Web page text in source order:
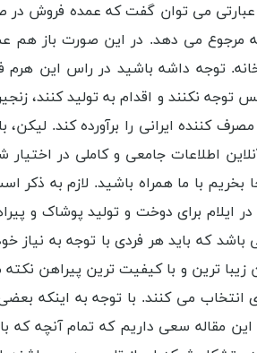
می توان گفت که عمده فروش در
مرجوع می دهد. در این صورت باز
داشه باشید در راس این هرم
نکنند و اقدام به تولید کنند،
کننده ایرانی را برآورده کند.
اطلاعات جامعی و کاملی در
با ما همراه باشید. لازم به ذکر
ایلام برای دوخت و تولید پوشاک و
که باید هر فردی با توجه به نیاز
زیبا ترین و با کیفیت ترین پیراهن
انتخاب می کنند. با توجه به اینکه
مقاله سعی داریم که تمام آنچه که